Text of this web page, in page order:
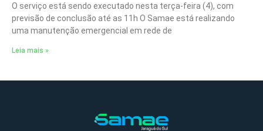
O serviço está sendo executado nesta terça-feira (4), com
previsão de conclusão até as 11h O Samae está realizando
uma manutenção emergencial em rede de
Leia mais »